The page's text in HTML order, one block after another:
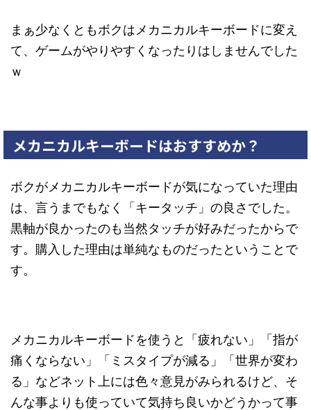
まぁ少なくともボクはメカニカルキーボードに変え
て、ゲームがやりやすくなったりはしませんでした
ｗ
メカニカルキーボードはおすすめか？
ボクがメカニカルキーボードが気になっていた理由
は、言うまでもなく「キータッチ」の良さでした。
黒軸が良かったのも当然タッチが好みだったからで
す。購入した理由は単純なものだったということで
す。
メカニカルキーボードを使うと「疲れない」「指が
痛くならない」「ミスタイプが減る」「世界が変わ
る」などネット上には色々意見がみられるけど、そ
んな事よりも使っていて気持ち良いかどうかって事